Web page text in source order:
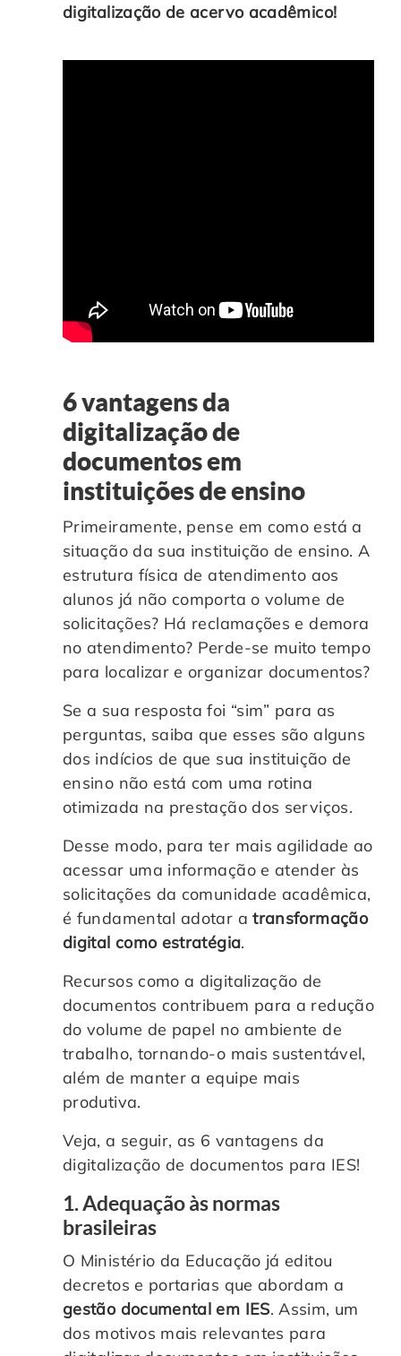
digitalização de acervo acadêmico!
6 vantagens da
digitalização de
documentos em
instituições de ensino
Primeiramente, pense em como está a
situação da sua instituição de ensino. A
estrutura física de atendimento aos
alunos já não comporta o volume de
solicitações? Há reclamações e demora
no atendimento? Perde-se muito tempo
para localizar e organizar documentos?
Se a sua resposta foi “sim” para as
perguntas, saiba que esses são alguns
dos indícios de que sua instituição de
ensino não está com uma rotina
otimizada na prestação dos serviços.
Desse modo, para ter mais agilidade ao
acessar uma informação e atender às
solicitações da comunidade acadêmica,
é fundamental adotar atransformação
digital como estratégia.
Recursos como a digitalização de
documentos contribuem para a redução
do volume de papel no ambiente de
trabalho, tornando-o mais sustentável,
além de manter a equipe mais
produtiva.
Veja, a seguir, as 6 vantagens da
digitalização de documentos para IES!
1. Adequação às normas
brasileiras
O Ministério da Educação já editou
decretos e portarias que abordam a
gestão documental em IES. Assim, um
dos motivos mais relevantes para